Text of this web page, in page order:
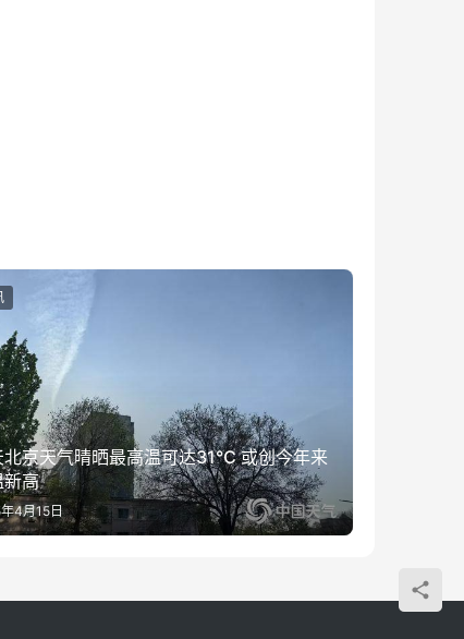
北京天气晴晒最高温可达31℃ 或创今年来
新高
4月15日